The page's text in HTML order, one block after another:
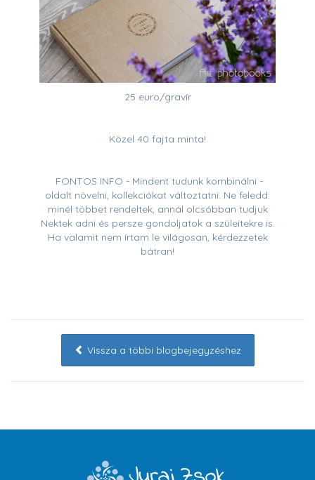
25 euro/gravír
Közel 40 fajta minta!
FONTOS INFO - Mindent tudunk kombinálni -
oldalt növelni, kollekciókat változtatni. Ne feledd:
minél többet rendeltek, annál olcsóbban tudjuk
Nektek adni és persze gondoljatok a szüleitekre is.
Ha valamit nem írtam le világosan, kérdezzetek
bátran!
Vissza a többi blogbejegyzéshez